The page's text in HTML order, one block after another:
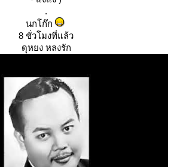
.
นกโก๊ก
8 ชั่วโมงที่แล้ว
ดุหยง หลงรัก